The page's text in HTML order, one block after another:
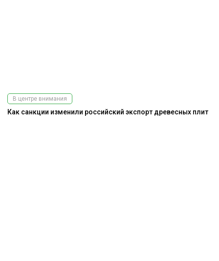
В центре внимания
Как санкции изменили российский экспорт древесных плит